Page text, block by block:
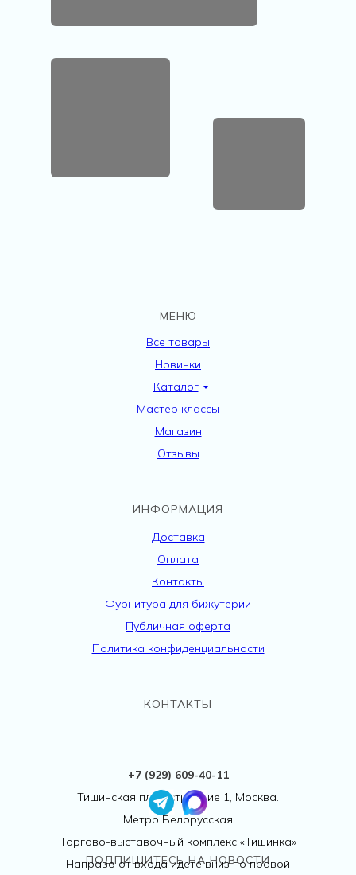
МЕНЮ
Все товары
Новинки
Каталог
Мастер классы
Магазин
Отзывы
ИНФОРМАЦИЯ
Доставка
Оплата
Контакты
Фурнитура для бижутерии
Публичная оферта
Политика конфиденциальности
ПОДПИШИТЕСЬ НА НОВОСТИ
КОНТАКТЫ
+7 (929) 609-40-11
Тишинская пл., 1 строение 1, Москва.
Метро Белорусская
Торгово-выставочный комплекс «Тишинка»
Направо от входа идете вниз по правой